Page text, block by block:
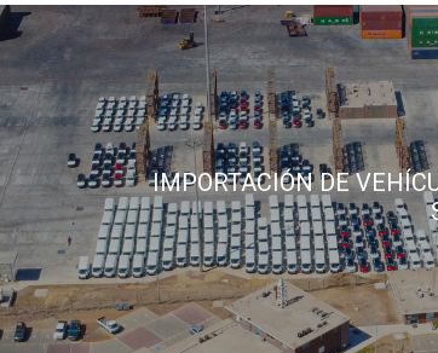
IMPORTACIÓN DE